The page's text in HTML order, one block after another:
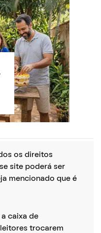
os direitos
site poderá ser
mencionado que é
caixa de
trocarem